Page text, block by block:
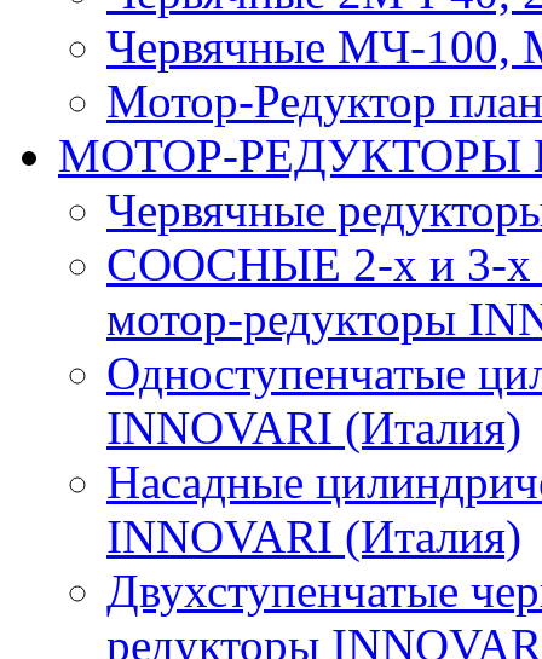
Червячные МЧ-
Мотор-Редуктор
МОТОР-
Червячные
СООСНЫЕ 2-х и 3-х
мотор-редукторы
Одноступенчатые
INNOVARI (Италия)
Насадные
INNOVARI (Италия)
Двухступенчатые
редукторы